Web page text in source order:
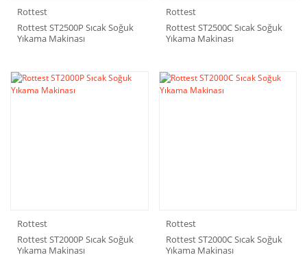
Rottest
Rottest ST2500P Sıcak Soğuk
Yıkama Makinası
Rottest
Rottest ST2500C Sıcak Soğuk
Yıkama Makinası
Rottest
Rottest ST2000P Sıcak Soğuk
Yıkama Makinası
Rottest
Rottest ST2000C Sıcak Soğuk
Yıkama Makinası